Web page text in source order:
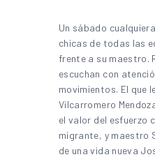
Un sábado
chicas de todas las
frente a su maestro.
escuchan con
movimientos. El que
Vilcarromero
el valor del esfuerzo
migrante, y maestro
de una vida nueva